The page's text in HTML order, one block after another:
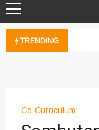
TRENDING
Co-Curriculum